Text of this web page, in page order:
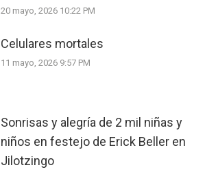
20 mayo, 2026 10:22 PM
Celulares mortales
11 mayo, 2026 9:57 PM
Sonrisas y alegría de 2 mil niñas y
niños en festejo de Erick Beller en
Jilotzingo